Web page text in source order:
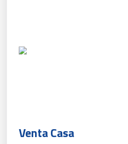
Venta Casa